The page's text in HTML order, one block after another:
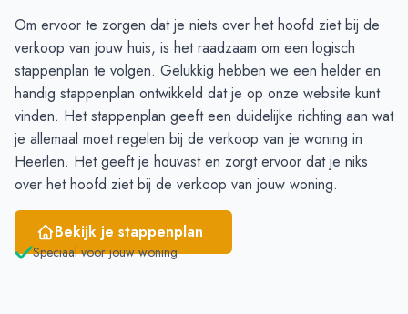
Juni
137 297
Om ervoor te zorgen dat je niets over het hoofd ziet bij de
verkoop van jouw huis, is het raadzaam om een logisch
stappenplan te volgen. Gelukkig hebben we een helder en
handig stappenplan ontwikkeld dat je op onze website kunt
vinden. Hetstappenplan geeft een duidelijke richting aan wat
je allemaal moet regelen bij de verkoop van je woning in
Heerlen. Het geeft je houvast en zorgt ervoor dat je niks
over het hoofd ziet bij de verkoop van jouw woning.
Bekijk je stappenplan
Speciaal voor jouw woning